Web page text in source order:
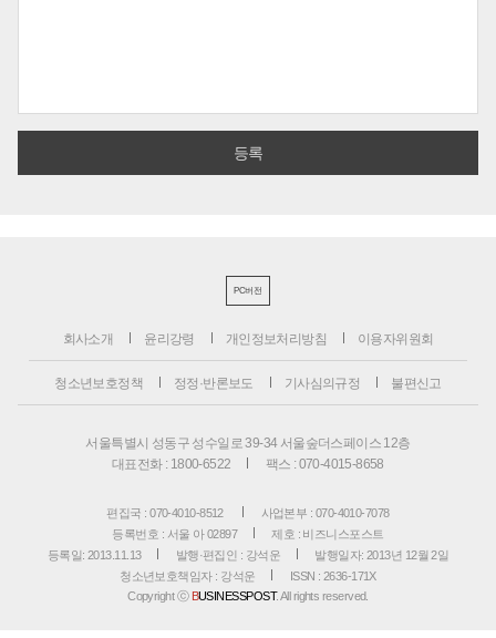
PC버전
회사소개 윤리강령 개인정보처리방침 이용자위원회
청소년보호정책 정정·반론보도 기사심의규정 불편신고
서울특별시 성동구 성수일로 39-34 서울숲더스페이스 12층
대표전화 : 1800-6522
팩스 : 070-4015-8658
편집국 : 070-4010-8512
사업본부 : 070-4010-7078
등록번호 : 서울 아 02897
제호 : 비즈니스포스트
등록일: 2013.11.13
발행·편집인 : 강석운
발행일자: 2013년 12월 2일
청소년보호책임자 : 강석운
ISSN : 2636-171X
Copyright ⓒ BUSINESSPOST. All rights reserved.